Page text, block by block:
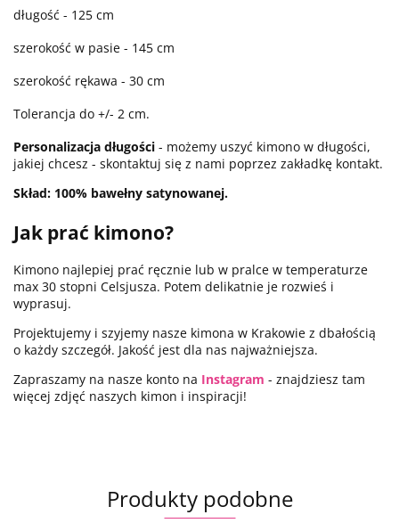
długość - 125 cm
szerokość w pasie - 145 cm
szerokość rękawa - 30 cm
Tolerancja do +/- 2 cm.
Personalizacja długości - możemy uszyć kimono w długości,
jakiej chcesz - skontaktuj się z nami poprzez zakładkę kontakt.
Skład: 100% bawełny satynowanej.
Jak prać kimono?
Kimono najlepiej prać ręcznie lub w pralce w temperaturze
max 30 stopni Celsjusza. Potem delikatnie je rozwieś i
wyprasuj.
Projektujemy i szyjemy nasze kimona w Krakowie z dbałością
o każdy szczegół. Jakość jest dla nas najważniejsza.
Zapraszamy na nasze konto na Instagram - znajdziesz tam
więcej zdjęć naszych kimon i inspiracji!
Produkty podobne